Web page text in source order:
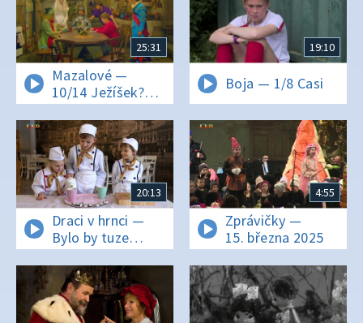
25:31
Mazalové —
10/14 Ježíšek?
Existuje!
19:10
Boja — 1/8 Casi
20:13
Draci v hrnci —
Bylo by tuze
nemilé, nevědět,
co je creme
brulée
4:55
Zprávičky —
15. března 2025